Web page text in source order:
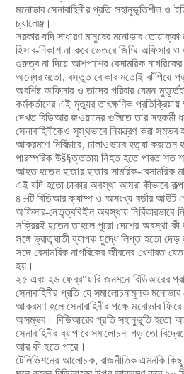
মনোভাব সেনাবাহিনীর প্রতি সহানুভূতিশীল ও
চ্যালেঞ্জ।
সরকার যদি সাধারণ মানুষের মনোভাব
হিসাব-নিকাশ না করে ভেতরে জিম্মি অফিসার ও
গুরুত্ব না দিয়ে আশপাশের বেসামরিক নাগরিকের
অন্ধের মতো, বস্তুত বোকার মতোই ঝাঁপিয়ে
অবশিষ্ট অফিসার ও তাদের পরিবার যেমন
কর্মকর্তাদের এই মৃত্যুর তাৎক্ষণিক
দেখত বিডিআর জওয়ানের গুলিতে তার সহকর্মী
সেনাবাহিনীকেও সুস্থভাবে নিয়ন্ত্রণ করা
আক্রমণে নির্বিচারে, ঢালাওভাবে হত্যা
পারস্পরিক উš§ত্ততায় নিহত হতে পারত শত
আহত হতেন হাজার হাজার সামরিক-বেসামরিক
এই যদি হতো ঢাকার অবস্থা আমরা কীভাবে
৪৮টি বিডিআর ক্যাম্প ও অসংখ্য বর্ডার আউট
অফিসার-নেতৃত্ববিহীন অবস্থায় নির্বিকারভাবে
সক্রিয়ই হতেন তাহলে পুরো দেশের অবস্থা কী
সঙ্গে ভ্রাতৃঘাতী ব্যাপক যুদ্ধে লিপ্ত হতো দেড়
সঙ্গে বেসামরিক নাগরিকের জীবনের খেশারত
হয়।
২৫ এবং ২৬ ফেব্র“য়ারি জনমনে বিডিআরের
সেনাবাহিনীর প্রতি যে সমালোচনামূলক
আক্রমণ হলে সেনাবাহিনীর পক্ষে মনোভাব
অসম্ভব। বিডিআরের প্রতি সহানুভূতি হতো
সেনাবাহিনীর ব্যাপারে সমালোচনা গড়াতো
আর কী হতে পারে।
টেলিভিশনের আলোচক, রাজনীতিক এমনকি কিছু